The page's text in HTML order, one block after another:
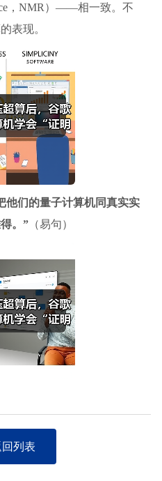
，NMR）——相一致。不
表现。
他们的量子计算机同真实实
。”（易句）
列表